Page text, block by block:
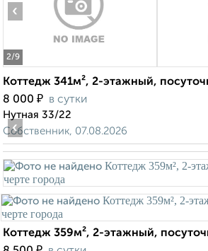
2/9
‹
Коттедж 341м², 2-этажный,
8 000 ₽ в сутки
Нутная 33/22
Собственник, 07.08.2026
‹
Коттедж 359м², 2-этажный,